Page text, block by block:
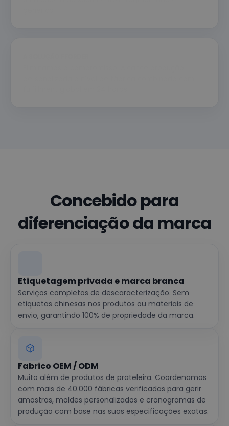
Concebido para
diferenciação da marca
Etiquetagem privada e marca branca
Serviços completos de descaracterização. Sem
etiquetas chinesas nos produtos ou materiais de
envio, garantindo 100% de propriedade da marca.
Fabrico OEM / ODM
Muito além de produtos de prateleira. Coordenamos
com mais de 40.000 fábricas verificadas para gerir
amostras, moldes personalizados e cronogramas de
produção com base nas suas especificações exatas.